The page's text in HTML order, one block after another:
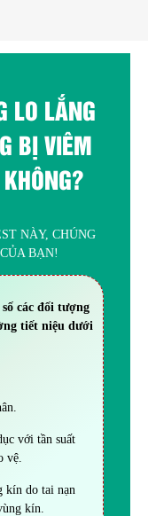
LO LẮNG
BỊ VIÊM
NÀY, CHÚNG
BẠN!
các đối tượng
tiết niệu dưới
với tần suất
vệ.
kín do tai nạn
kín.